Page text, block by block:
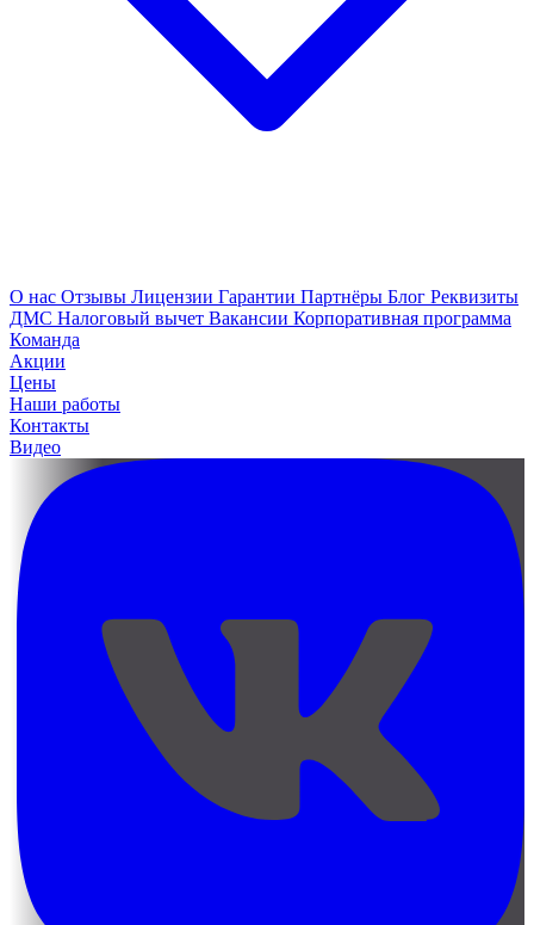
О нас Отзывы Лицензии Гарантии Партнёры Блог Реквизиты
ДМС Налоговый вычет Вакансии Корпоративная программа
Команда
Акции
Цены
Наши работы
Контакты
Видео